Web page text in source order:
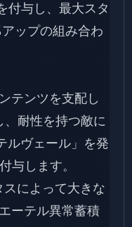
付与し、最大スタ
ップの組み合わ
テンツを支配し
耐性を持つ敵に
ルヴェール」を発
与します。
によって大きな
ーテル異常蓄積